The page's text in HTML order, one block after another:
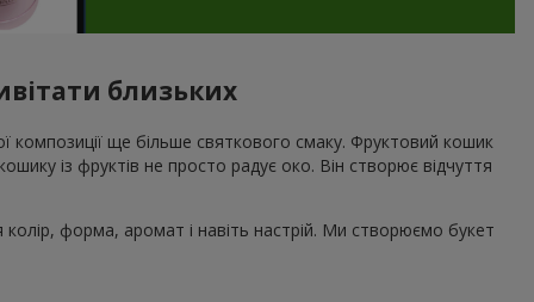
близьких
композиції ще більше святкового смаку. Фруктовий кошик
із фруктів не просто радує око. Він створює відчуття
колір, форма, аромат і навіть настрій. Ми створюємо букет